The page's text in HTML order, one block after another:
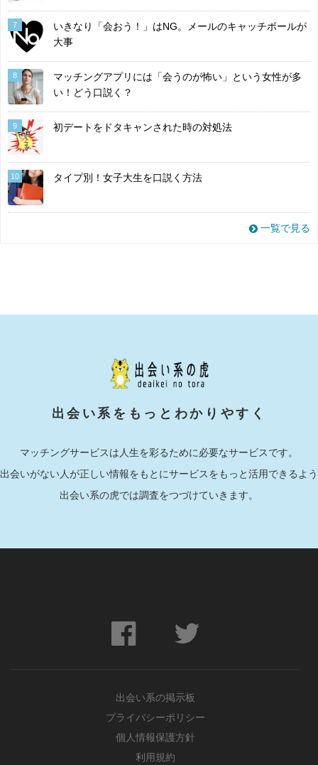
7
いきなり「会おう！」はNG。メールのキャッチボールが
大事
8
マッチングアプリには「会うのが怖い」という女性が多
い！どう口説く？
9 初デートをドタキャンされた時の対処法
10 タイプ別！女子大生を口説く方法
一覧で見る
出会い系をもっとわかりやすく
マッチングサービスは人生を彩るために必要なサービスです。
出会いがない人が正しい情報をもとにサービスをもっと活用できるよう
出会い系の虎では調査をつづけていきます。
出会い系の掲示板
プライバシーポリシー
個人情報保護方針
利用規約